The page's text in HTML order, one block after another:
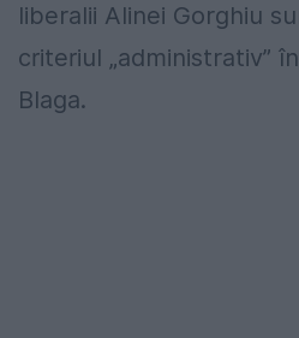
liberalii Alinei Gorghiu
criteriul „administrativ”
Blaga.